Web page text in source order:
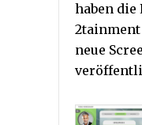
haben
2tainment
neue